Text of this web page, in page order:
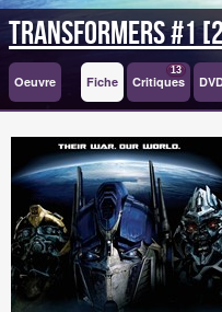
Transformers #1
Oeuvre Fiche Critiques
13